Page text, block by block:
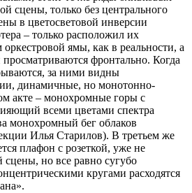
сцены, только без центрального
в цветосветовой инверсии
– только расположил их
ямы, как в реальности, а
фронтально. Когда
за ними видны
динамичные, но монотонно-
акте – монохромные горы с
всеми цветами спектра
монохромный бег облаков
Илья Старилов). В третьем же
плафон с розеткой, уже не
но все равно сугубо
кругами расходятся